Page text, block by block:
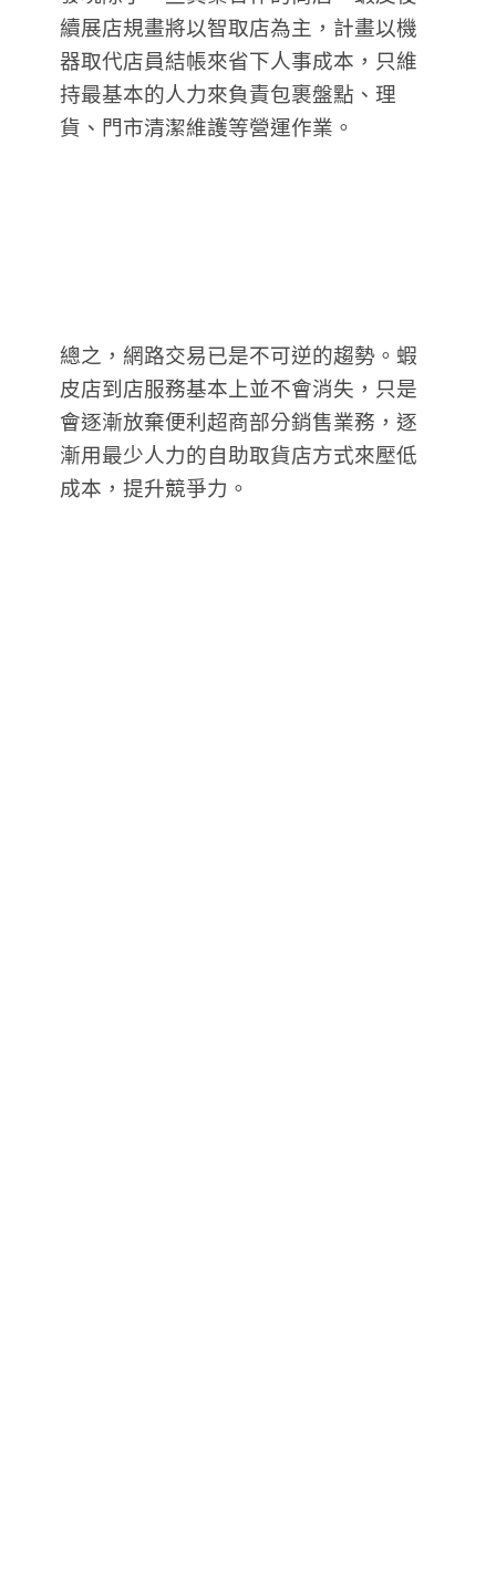
續展店規畫將以智取店為主，計畫以機
器取代店員結帳來省下人事成本，只維
持最基本的人力來負責包裹盤點、理
貨、門市清潔維護等營運作業。
總之，網路交易已是不可逆的趨勢。蝦
皮店到店服務基本上並不會消失，只是
會逐漸放棄便利超商部分銷售業務，逐
漸用最少人力的自助取貨店方式來壓低
成本，提升競爭力。